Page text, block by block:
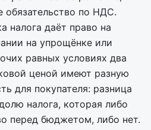
обязательство по НДС.
налога даёт право на
на упрощёнке или
равных условиях два
ценой имеют разную
для покупателя: разница
налога, которая либо
перед бюджетом, либо нет.